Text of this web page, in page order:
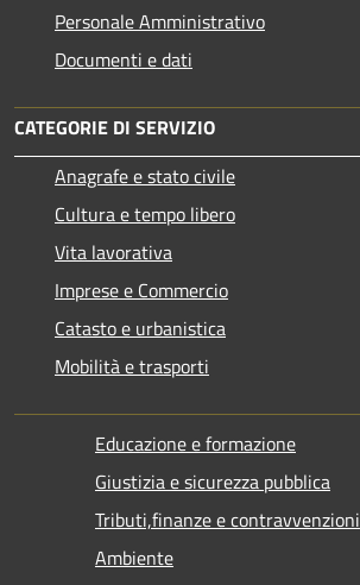
Personale Amministrativo
Documenti e dati
CATEGORIE DI SERVIZIO
Anagrafe e stato civile
Cultura e tempo libero
Vita lavorativa
Imprese e Commercio
Catasto e urbanistica
Mobilità e trasporti
Educazione e formazione
Giustizia e sicurezza pubblica
Tributi,finanze e contravvenzioni
Ambiente